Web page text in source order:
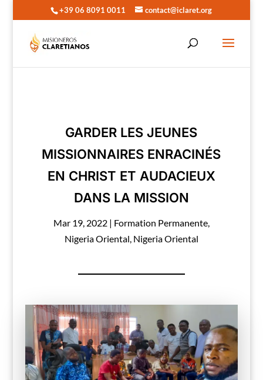
+39 06 8091 0011 contact@iclaret.org
GARDER LES JEUNES
MISSIONNAIRES ENRACINÉS
EN CHRIST ET AUDACIEUX
DANS LA MISSION
Mar 19, 2022| Formation Permanente,
Nigeria Oriental, Nigeria Oriental